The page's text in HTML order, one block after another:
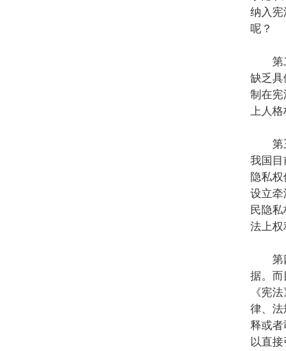
纳入宪
呢？
第二
缺乏具
制在宪
上人
第三
我国目
隐私
设立牵
民隐
法上权
第四
据。而
《宪
律、法
释或者
以直